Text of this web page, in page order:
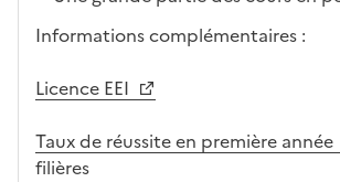
Informations complémentaires :
Licence EEI
Taux de réussite en première année
filières